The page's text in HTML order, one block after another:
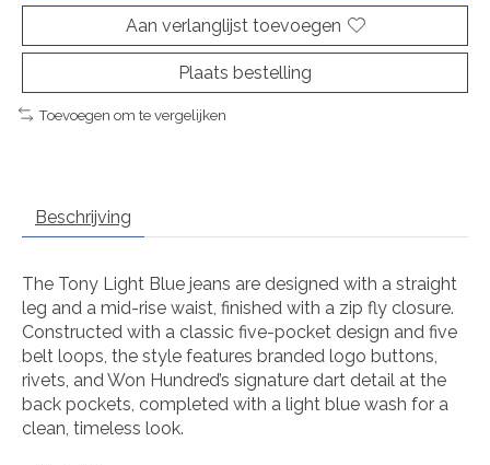
Aan verlanglijst toevoegen
Plaats bestelling
Toevoegen om te vergelijken
Beschrijving
The Tony Light Blue jeans are designed with a straight
leg and a mid-rise waist, finished with a zip fly closure.
Constructed with a classic five-pocket design and five
belt loops, the style features branded logo buttons,
rivets, and Won Hundred’s signature dart detail at the
back pockets, completed with a light blue wash for a
clean, timeless look.